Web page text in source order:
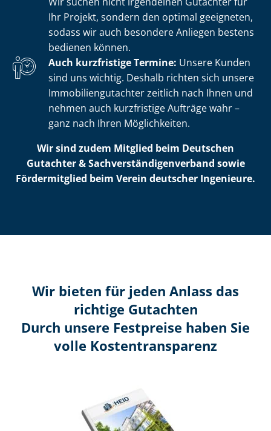
Ihr Projekt, sondern den optimal geeigneten,
sodass wir auch besondere Anliegen bestens
bedienen können.
Auch kurzfristige Termine: Unsere Kunden
sind uns wichtig. Deshalb richten sich unsere
Im­mo­bi­li­en­gut­ach­ter zeitlich nach Ihnen und
nehmen auch kurzfristige Aufträge wahr –
ganz nach Ihren Möglichkeiten.
Wir sind zudem Mitglied beim Deutschen
Gutachter & Sach­ver­stän­di­gen­ver­band sowie
Fördermitglied beim Verein deutscher Ingenieure.
Wir bieten für jeden Anlass das
richtige Gutachten
Durch unsere Festpreise haben Sie
volle Kosten­transparenz